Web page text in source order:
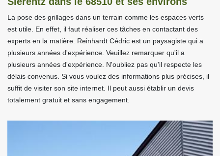
La pose des grillages dans un terrain comme les espaces verts
est utile. En effet, il faut réaliser ces tâches en contactant des
experts en la matière. Reinhardt Cédric est un paysagiste qui a
plusieurs années d'expérience. Veuillez remarquer qu'il a
plusieurs années d'expérience. N'oubliez pas qu'il respecte les
délais convenus. Si vous voulez des informations plus précises, il
suffit de visiter son site internet. Il peut aussi établir un devis
totalement gratuit et sans engagement.